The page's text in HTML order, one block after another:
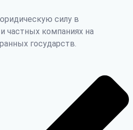
силу в
частных компаниях на
государств.